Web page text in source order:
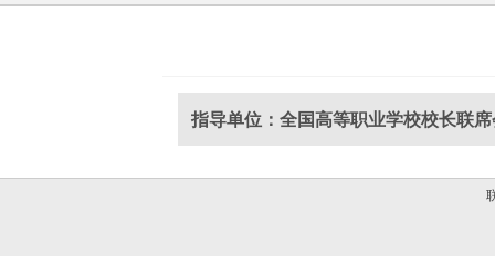
指导单位：全国高等职业学校校长联